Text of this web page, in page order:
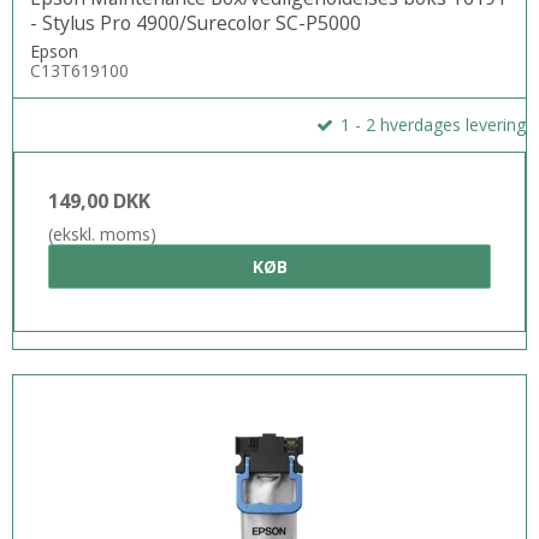
- Stylus Pro 4900/Surecolor SC-P5000
Epson
C13T619100
1 - 2 hverdages levering
149,00 DKK
(ekskl. moms)
KØB